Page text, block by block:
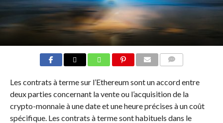
Les contrats à terme sur l’Ethereum sont un accord entre
deux parties concernant la vente ou l’acquisition de la
crypto-monnaie à une date et une heure précises à un coût
spécifique. Les contrats à terme sont habituels dans le